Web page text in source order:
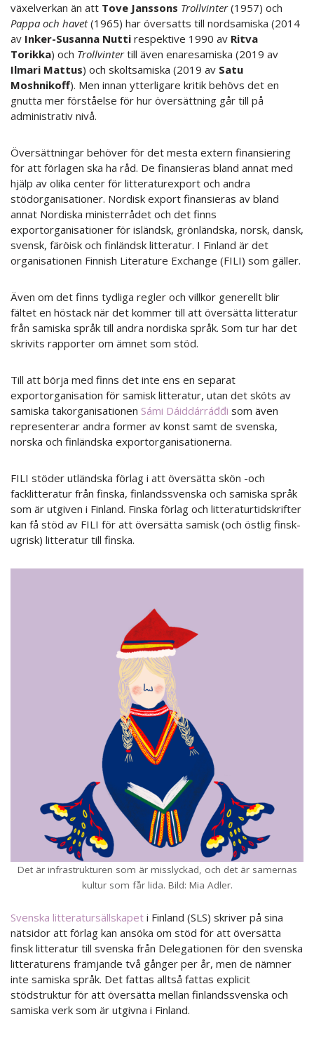
växelverkan än att Tove Janssons Trollvinter(1957) och
Pappa och havet(1965) har översatts till nordsamiska (2014
av Inker-Susanna Nutti respektive 1990 av Ritva
Torikka) och Trollvintertill även enaresamiska (2019 av
Ilmari Mattus) och skoltsamiska (2019 av Satu
Moshnikoff). Men innan ytterligare kritik behövs det en
gnutta mer förståelse för hur översättning går till på
administrativ nivå.
Översättningar behöver för det mesta extern finansiering
för att förlagen ska ha råd. De finansieras bland annat med
hjälp av olika center för litteraturexport och andra
stödorganisationer. Nordisk export finansieras av bland
annat Nordiska ministerrådet och det finns
exportorganisationer för isländsk, grönländska, norsk, dansk,
svensk, färöisk och finländsk litteratur. I Finland är det
organisationen Finnish Literature Exchange (FILI) som gäller.
Även om det finns tydliga regler och villkor generellt blir
fältet en höstack när det kommer till att översätta litteratur
från samiska språk till andra nordiska språk. Som tur har det
skrivits rapporter om ämnet som stöd.
Till att börja med finns det inte ens en separat
exportorganisation för samisk litteratur, utan det sköts av
samiska takorganisationen Sámi Dáiddárráđđi som även
representerar andra former av konst samt de svenska,
norska och finländska exportorganisationerna.
FILI stöder utländska förlag i att översätta skön -och
facklitteratur från finska, finlandssvenska och samiska språk
som är utgiven i Finland. Finska förlag och litteraturtidskrifter
kan få stöd av FILI för att översätta samisk (och östlig finsk-
ugrisk) litteratur till finska.
Det är infrastrukturen som är misslyckad, och det är samernas
kultur som får lida. Bild: Mia Adler.
Svenska litteratursällskapet i Finland (SLS) skriver på sina
nätsidor att förlag kan ansöka om stöd för att översätta
finsk litteratur till svenska från Delegationen för den svenska
litteraturens främjande två gånger per år, men de nämner
inte samiska språk. Det fattas alltså fattas explicit
stödstruktur för att översätta mellan finlandssvenska och
samiska verk som är utgivna i Finland.